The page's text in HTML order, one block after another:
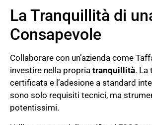
La Tranquillità di
Consapevole
Collaborare con un’azienda come
investire nella propria tranquillità. La
certificata e l’adesione a standard
sono solo requisiti tecnici, ma
potentissimi.